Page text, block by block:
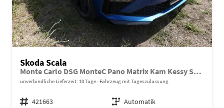
Skoda Scala
Monte Carlo DSG MonteC Pano Matrix Kam Kessy SHZ eHK
unverbindliche Lieferzeit: 10 Tage Fahrzeug mit Tageszulassung
Fahrzeugnr. 421663 Getriebe Automatik